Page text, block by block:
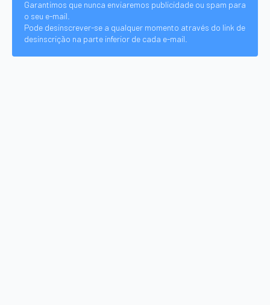
Garantimos que nunca enviaremos publicidade ou spam para
o seu e-mail.
Pode desinscrever-se a qualquer momento através do link de
desinscrição na parte inferior de cada e-mail.